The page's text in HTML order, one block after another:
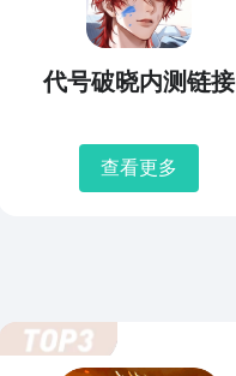
代号破晓内测链接
查看更多